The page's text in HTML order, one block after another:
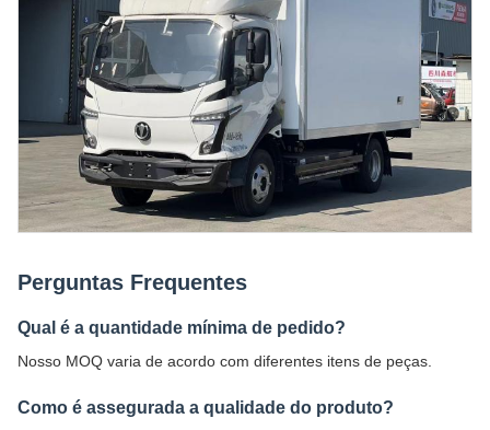
Perguntas Frequentes
Qual é a quantidade mínima de pedido?
Nosso MOQ varia de acordo com diferentes itens de peças.
Como é assegurada a qualidade do produto?